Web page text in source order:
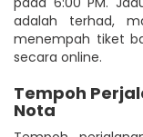
adalah terhad,
menempah tiket
secara online.
Tempoh
Nota